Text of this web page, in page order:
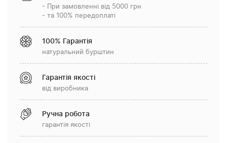
- При замовленні від 5000 грн
- та 100% передоплаті
100% Гарантія
натуральний бурштин
Гарантія якості
від виробника
Ручна робота
гарантія якості